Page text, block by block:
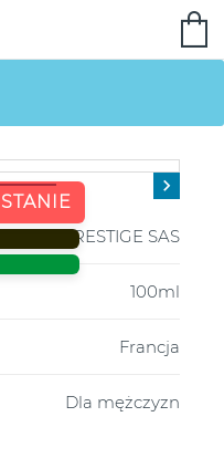

PRESTIGE SAS
100ml
Francja
Dla mężczyzn